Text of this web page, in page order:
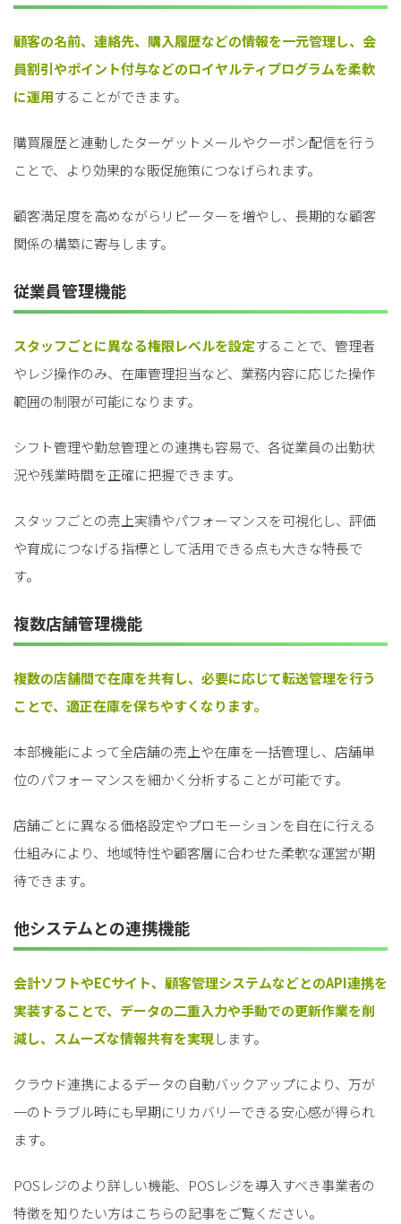
顧客の名前、連絡先、購入履歴などの情報を一元管理し、会
員割引やポイント付与などのロイヤルティプログラムを柔軟
に運用することができます。
購買履歴と連動したターゲットメールやクーポン配信を行う
ことで、より効果的な販促施策につなげられます。
顧客満足度を高めながらリピーターを増やし、長期的な顧客
関係の構築に寄与します。
従業員管理機能
スタッフごとに異なる権限レベルを設定することで、管理者
やレジ操作のみ、在庫管理担当など、業務内容に応じた操作
範囲の制限が可能になります。
シフト管理や勤怠管理との連携も容易で、各従業員の出勤状
況や残業時間を正確に把握できます。
スタッフごとの売上実績やパフォーマンスを可視化し、評価
や育成につなげる指標として活用できる点も大きな特長で
す。
複数店舗管理機能
複数の店舗間で在庫を共有し、必要に応じて転送管理を行う
ことで、適正在庫を保ちやすくなります。
本部機能によって全店舗の売上や在庫を一括管理し、店舗単
位のパフォーマンスを細かく分析することが可能です。
店舗ごとに異なる価格設定やプロモーションを自在に行える
仕組みにより、地域特性や顧客層に合わせた柔軟な運営が期
待できます。
他システムとの連携機能
会計ソフトやECサイト、顧客管理システムなどとのAPI連携を
実装することで、データの二重入力や手動での更新作業を削
減し、スムーズな情報共有を実現します。
クラウド連携によるデータの自動バックアップにより、万が
一のトラブル時にも早期にリカバリーできる安心感が得られ
ます。
POSレジのより詳しい機能、POSレジを導入すべき事業者の
特徴を知りたい方はこちらの記事をご覧ください。